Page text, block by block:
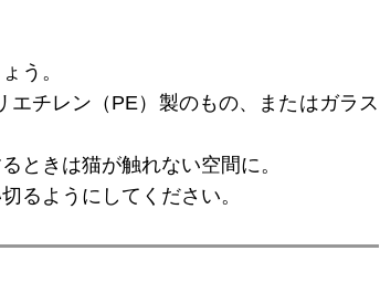
う。
チレン（PE）製のもの、またはガラス
ときは猫が触れない空間に。
るようにしてください。